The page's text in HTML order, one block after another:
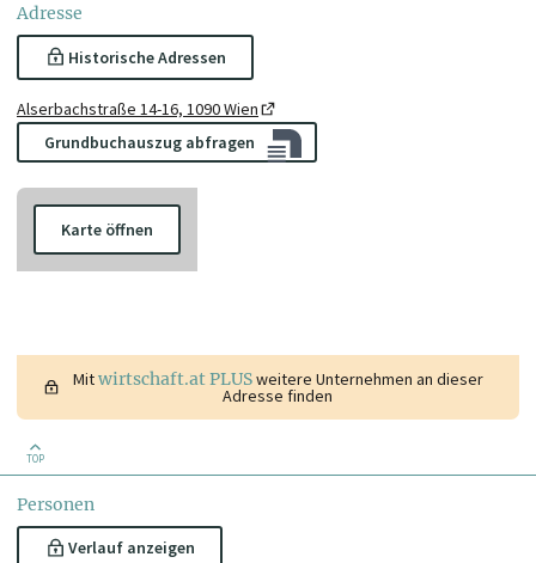
Adresse
Historische Adressen
Alserbachstraße 14-16, 1090 Wien
Grundbuchauszug abfragen
Karte öffnen
Mitwirtschaft.at PLUSweitere Unternehmen an dieser
Adresse finden
TOP
Personen
Verlauf anzeigen